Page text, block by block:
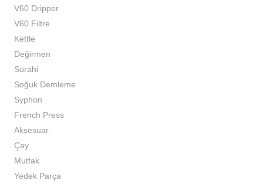
V60 Dripper
V60 Filtre
Kettle
Değirmen
Sürahi
Soğuk Demleme
Syphon
French Press
Aksesuar
Çay
Mutfak
Yedek Parça